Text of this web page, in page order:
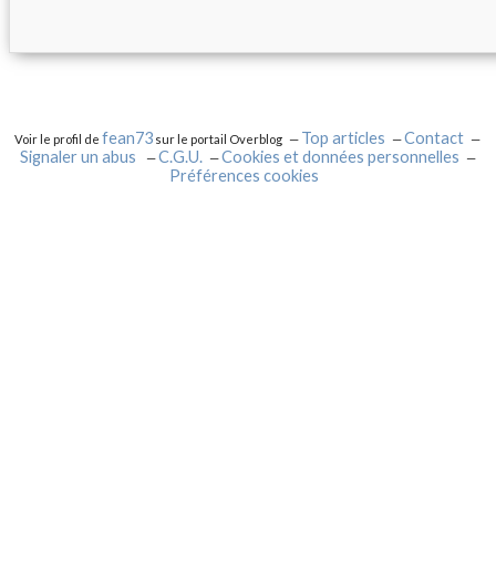
Voir le profil defean73 sur le portail Overblog Top articles
Contact
Signaler un abus
C.G.U.
Cookies et données personnelles
Préférences cookies